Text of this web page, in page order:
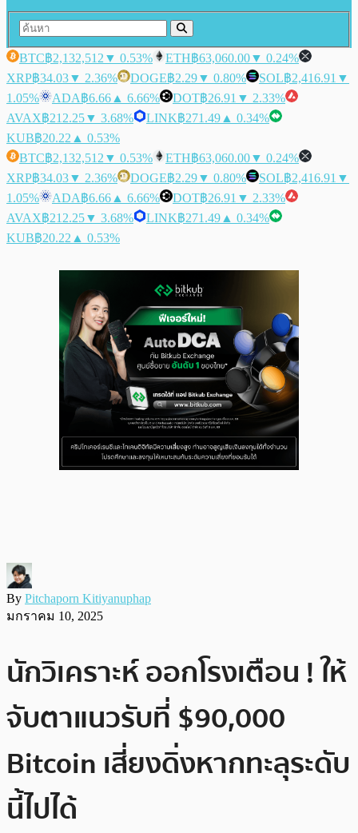
BTC฿2,132,512 ▼ 0.53% ETH฿63,060.00▼ 0.24%
XRP฿34.03▼ 2.36% DOGE฿2.29▼ 0.80% SOL฿2,416.91 ▼
1.05%
ADA฿6.66 ▲ 6.66% DOT฿26.91 ▼ 2.33%
AVAX฿212.25▼ 3.68% LINK฿271.49 ▲ 0.34%
KUB฿20.22 ▲ 0.53%
BTC฿2,132,512 ▼ 0.53% ETH฿63,060.00▼ 0.24%
XRP฿34.03▼ 2.36% DOGE฿2.29▼ 0.80% SOL฿2,416.91 ▼
1.05%
ADA฿6.66 ▲ 6.66% DOT฿26.91 ▼ 2.33%
AVAX฿212.25▼ 3.68% LINK฿271.49 ▲ 0.34%
KUB฿20.22 ▲ 0.53%
By Pitchaporn Kitiyanuphap
มกราคม 10, 2025
นักวิเคราะห์ ออกโรงเตือน ! ให้
จับตาแนวรับที่ $90,000
Bitcoin เสี่ยงดิ่งหากทะลุระดับ
นี้ไปได้